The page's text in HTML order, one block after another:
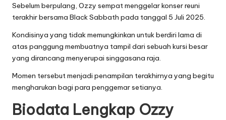
Sebelum berpulang, Ozzy sempat menggelar konser reuni
terakhir bersama Black Sabbath pada tanggal 5 Juli 2025.
Kondisinya yang tidak memungkinkan untuk berdiri lama di
atas panggung membuatnya tampil dari sebuah kursi besar
yang dirancang menyerupai singgasana raja.
Momen tersebut menjadi penampilan terakhirnya yang begitu
mengharukan bagi para penggemar setianya.
Biodata Lengkap Ozzy